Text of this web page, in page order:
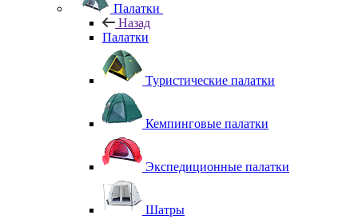
Палатки
Назад
Палатки
Туристические палатки
Кемпинговые палатки
Экспедиционные палатки
Шатры